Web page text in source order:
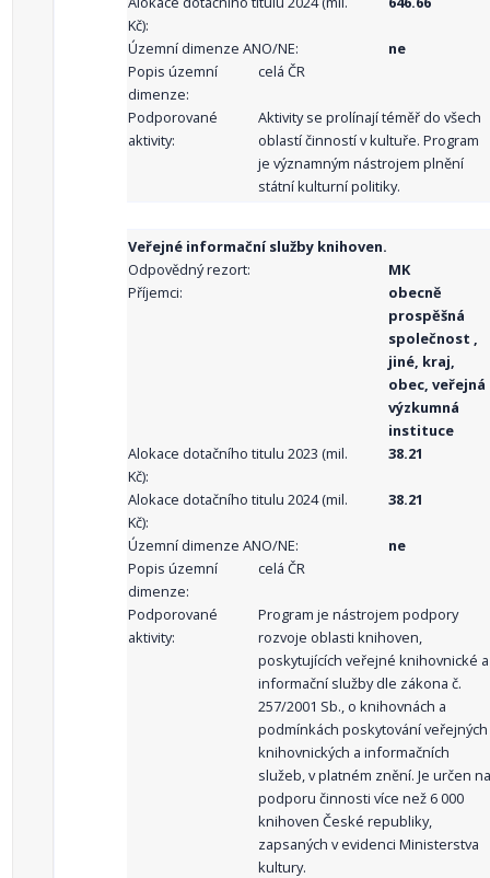
Kč):
Územní dimenze ANO/NE:
ne
Popis územní
dimenze:
celá ČR
Podporované
aktivity:
Aktivity se prolínají téměř do všech
oblastí činností v kultuře. Program
je významným nástrojem plnění
státní kulturní politiky.
Veřejné informační služby knihoven.
Odpovědný rezort:
MK
Příjemci:
obecně
prospěšná
společnost ,
jiné, kraj,
obec, veřejná
výzkumná
instituce
Alokace dotačního titulu 2023 (mil.
Kč):
38.21
Alokace dotačního titulu 2024 (mil.
Kč):
38.21
Územní dimenze ANO/NE:
ne
Popis územní
dimenze:
celá ČR
Podporované
aktivity:
Program je nástrojem podpory
rozvoje oblasti knihoven,
poskytujících veřejné knihovnické a
informační služby dle zákona č.
257/2001 Sb., o knihovnách a
podmínkách poskytování veřejných
knihovnických a informačních
služeb, v platném znění. Je určen na
podporu činnosti více než 6 000
knihoven České republiky,
zapsaných v evidenci Ministerstva
kultury.